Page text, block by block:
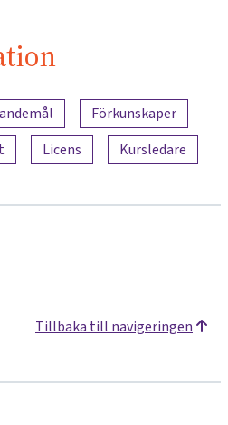
Förkunskaper
Licens Kursledare
Tillbaka till navigeringen